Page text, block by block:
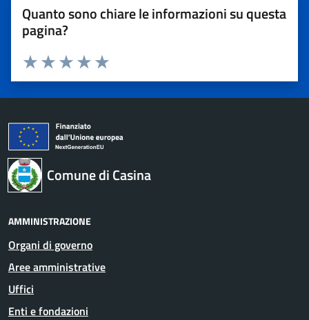
Quanto sono chiare le informazioni su questa
pagina?
Valuta 5 stelle su 5
Valuta 4 stelle su 5
Valuta 3 stelle su 5
Valuta 2 stelle su 5
Valuta 1 stelle su 5
Comune di Casina
AMMINISTRAZIONE
Organi di governo
Aree amministrative
Uffici
Enti e fondazioni